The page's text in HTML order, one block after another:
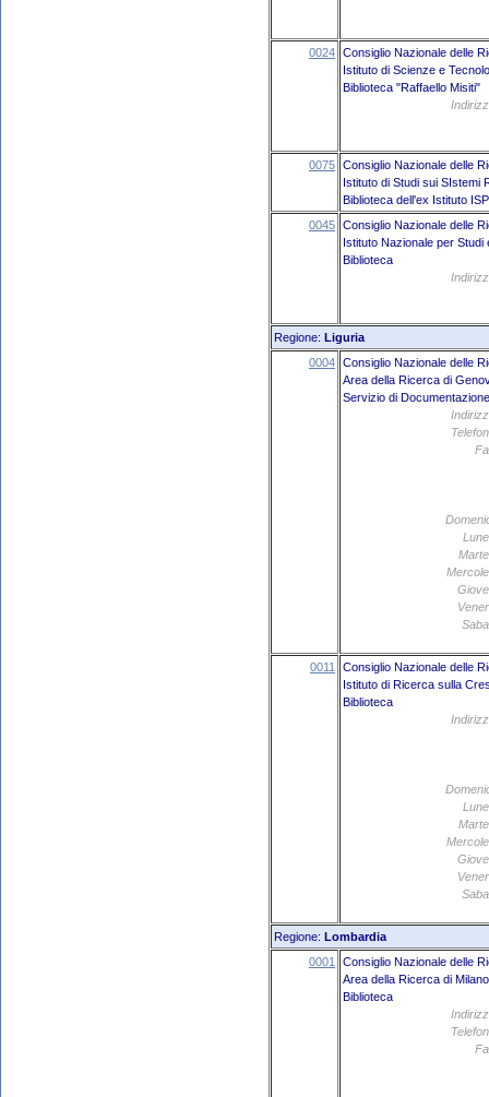
0024 Consiglio Nazionale delle
Istituto di Scienze e
Biblioteca "Raffaello Misiti"
0075 Consiglio Nazionale delle
Istituto di Studi sui SIstemi
Biblioteca dell'ex Istituto
0045 Consiglio Nazionale delle
Istituto Nazionale per
Biblioteca
Regione: Liguria
0004 Consiglio Nazionale delle
Area della Ricerca di
Servizio di
0011
Consiglio Nazionale delle
Istituto di Ricerca sulla
Biblioteca
Regione: Lombardia
0001
Consiglio Nazionale delle
Area della Ricerca di Milano
Biblioteca